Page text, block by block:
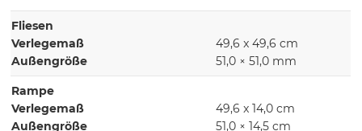
Fliesen
Verlegemaß
Außengröße
49,6 x 49,6 cm
51,0 × 51,0 mm
Rampe
Verlegemaß
Außengröße
49,6 x 14,0 cm
51,0 × 14,5 cm